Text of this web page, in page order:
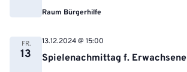
Raum Bürgerhilfe
FR.
13 Spielenachmittag f. Erwachsene
13.12.2024 @ 15:00